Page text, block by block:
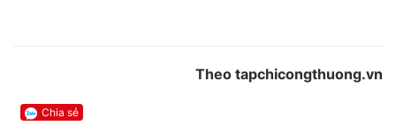
Theo tapchicongthuong.vn
Chia sẻ